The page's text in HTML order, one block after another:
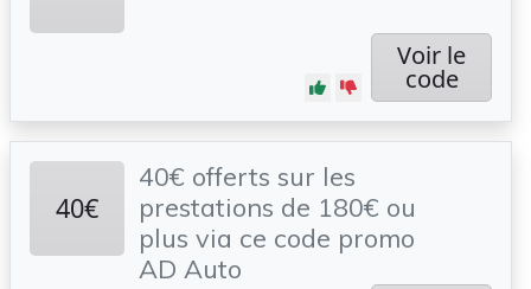
Voir le
code
40€
40€ offerts sur les
prestations de 180€ ou
plus via ce code promo
AD Auto